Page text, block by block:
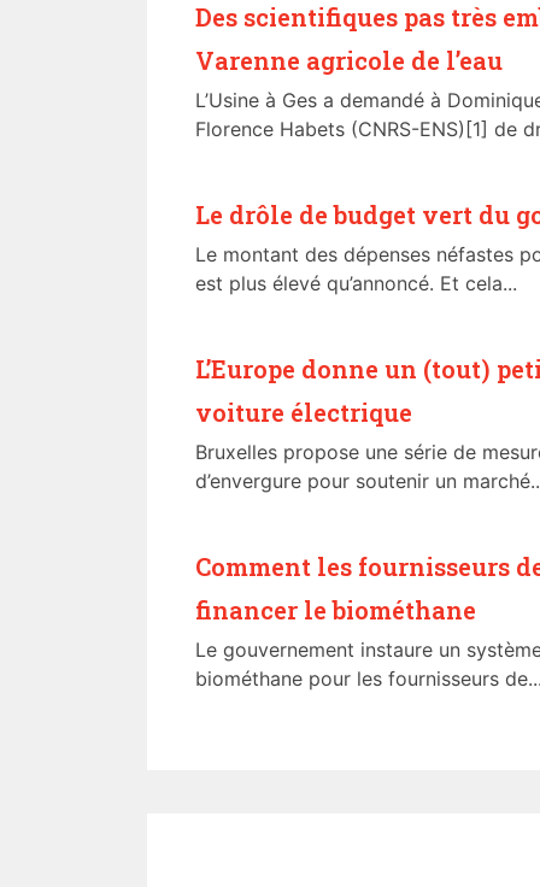
Des scientifiques pas très
Varenne agricole de l’eau
L’Usine à Ges a demandé à
Florence Habets (CNRS-ENS)[1] de
Le drôle de budget vert du
Le montant des dépenses néfastes
est plus élevé qu’annoncé. Et cela...
L’Europe donne un (tout)
voiture électrique
Bruxelles propose une série de
d’envergure pour soutenir un
Comment les fournisseurs
financer le biométhane
Le gouvernement instaure un
biométhane pour les fournisseurs de...